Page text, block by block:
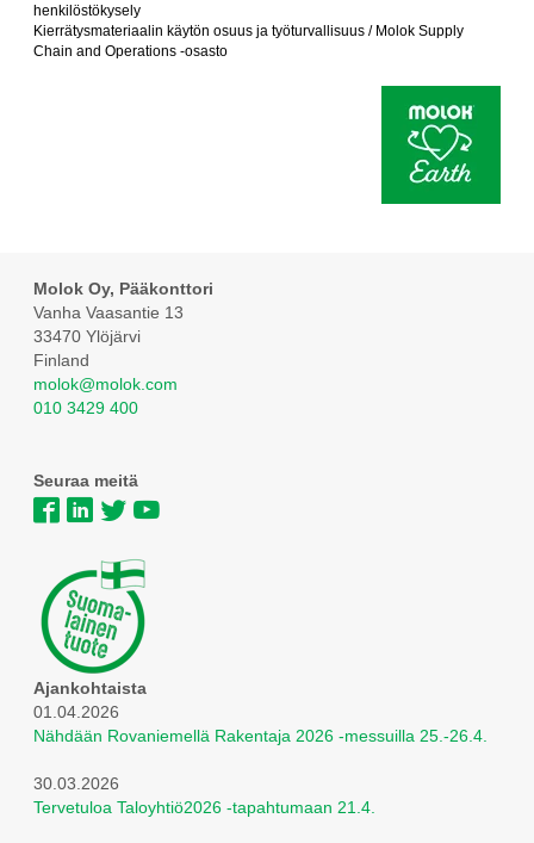
henkilöstökysely
Kierrätysmateriaalin käytön osuus ja työturvallisuus / Molok Supply
Chain and Operations -osasto
Molok Oy, Pääkonttori
Vanha Vaasantie 13
33470 Ylöjärvi
Finland
molok@molok.com
010 3429 400
Seuraa meitä
Ajankohtaista
01.04.2026
Nähdään Rovaniemellä Rakentaja 2026 -messuilla 25.-26.4.
30.03.2026
Tervetuloa Taloyhtiö2026 -tapahtumaan 21.4.